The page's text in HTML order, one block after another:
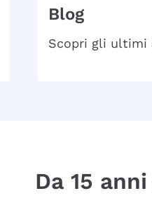
Blog
Scopri gli ultimi
Da 15